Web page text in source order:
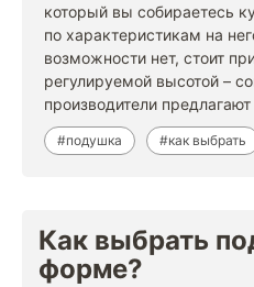
который вы собираетесь
по характеристикам на
возможности нет, стоит
регулируемой высотой –
производители
#подушка #как выбрать
Как выбрать
форме?